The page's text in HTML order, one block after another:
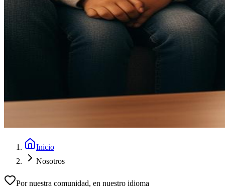
Inicio
Nosotros
Por nuestra comunidad, en nuestro idioma